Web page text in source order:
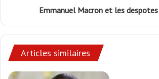
Emmanuel Macron et les
Articles similaires